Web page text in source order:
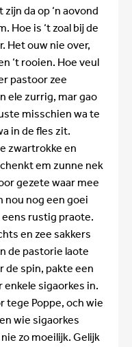
da op ‘n aovond
Hoe is ‘t zoal bij de
Het ouw nie over,
‘t rooien. Hoe veul
pastoor zee
ele zurrig, mar gao
misschien wa te
in de fles zit.
zwartrokke en
em zunne nek
gezete waar mee
nou nog een goei
eens rustig praote.
en zee sakkers
de pastorie laote
de spin, pakte een
enkele sigaorkes in.
tege Poppe, och wie
wie sigaorkes
zo moeilijk. Gelijk